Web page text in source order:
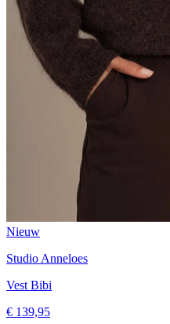
Nieuw
Studio Anneloes
Vest Bibi
€ 139,95